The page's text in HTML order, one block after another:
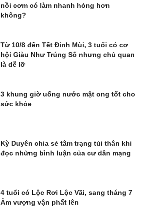
nồi cơm có làm nhanh hỏng hơn
không?
Từ 10/8 đến Tết Đinh Mùi, 3 tuổi có cơ
hội Giàu Như Trúng Số nhưng chủ quan
là dễ lỡ
3 khung giờ uống nước mật ong tốt cho
sức khỏe
Kỳ Duyên chia sẻ tâm trạng tủi thân khi
đọc những bình luận của cư dân mạng
4 tuổi có Lộc Rơi Lộc Vãi, sang tháng 7
Âm vượng vận phất lên